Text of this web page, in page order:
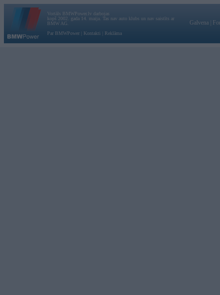
Vortāls BMWPower.lv darbojas
kopš 2002. gada 14. maija. Tas nav auto klubs un nav saistīts ar
BMW AG.
Par BMWPower
Kontakti Reklāma
Galvena